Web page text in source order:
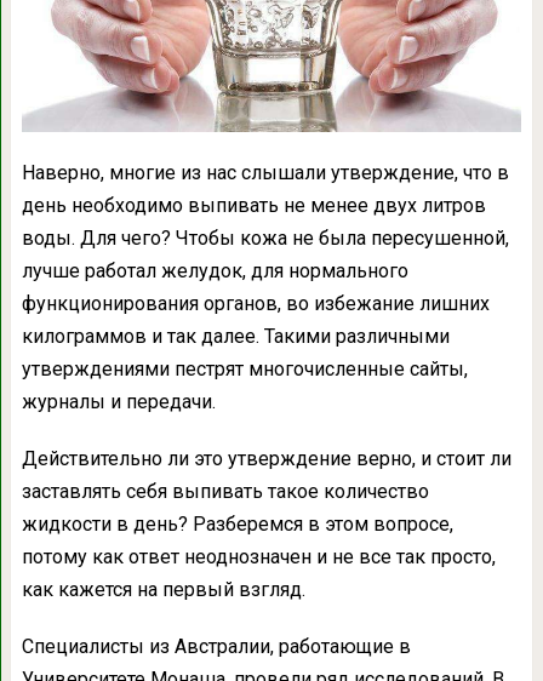
Наверно, многие из нас слышали утверждение, что в
день необходимо выпивать не менее двух литров
воды. Для чего? Чтобы кожа не была пересушенной,
лучше работал желудок, для нормального
функционирования органов, во избежание лишних
килограммов и так далее. Такими различными
утверждениями пестрят многочисленные сайты,
журналы и передачи.
Действительно ли это утверждение верно, и стоит ли
заставлять себя выпивать такое количество
жидкости в день? Разберемся в этом вопросе,
потому как ответ неоднозначен и не все так просто,
как кажется на первый взгляд.
Специалисты из Австралии, работающие в